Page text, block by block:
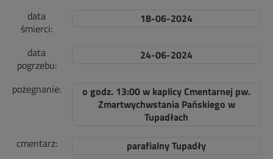
data
śmierci:
18-06-2024
data
pogrzebu:
24-06-2024
pożegnanie:
o godz. 13:00 w kaplicy Cmentarnej pw.
Zmartwychwstania Pańskiego w
Tupadłach
cmentarz:
parafialny Tupadły